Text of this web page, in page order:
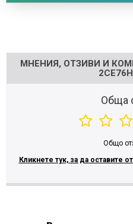
МНЕНИЯ, ОТЗИВИ И
Обща
Общо
Кликнете тук, за да оставите